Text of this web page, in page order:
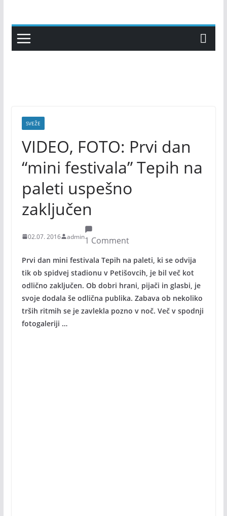
content
SVEŽE
VIDEO, FOTO: Prvi dan
“mini festivala” Tepih na
paleti uspešno
zaključen
02.07. 2016 admin1 Comment
Prvi dan mini festivala Tepih na paleti, ki se odvija
tik ob spidvej stadionu v Petišovcih, je bil več kot
odlično zaključen. Ob dobri hrani, pijači in glasbi, je
svoje dodala še odlična publika. Zabava ob nekoliko
trših ritmih se je zavlekla pozno v noč. Več v spodnji
fotogaleriji …